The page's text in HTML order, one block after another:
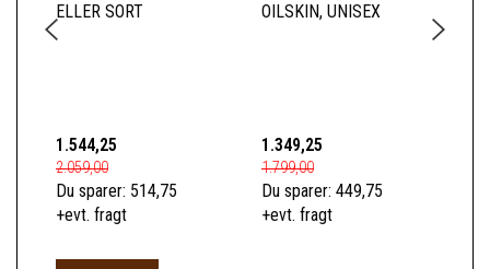
ELLER SORT
1.544,25
2.059,00
Du sparer: 514,75
+evt. fragt
OILSKIN, UNISEX
1.349,25
1.799,00
Du sparer: 449,75
+evt. fragt